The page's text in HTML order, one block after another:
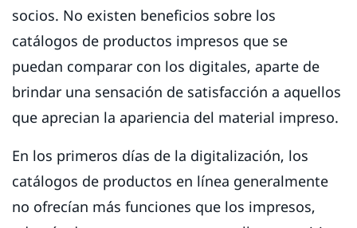
socios. No existen beneficios sobre los
catálogos de productos impresos que se
puedan comparar con los digitales, aparte de
brindar una sensación de satisfacción a aquellos
que aprecian la apariencia del material impreso.
En los primeros días de la digitalización, los
catálogos de productos en línea generalmente
no ofrecían más funciones que los impresos,